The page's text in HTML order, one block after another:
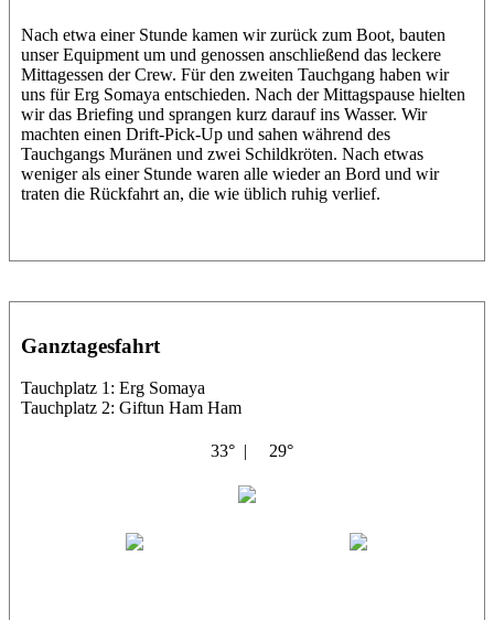
Nach etwa einer Stunde kamen wir zurück zum Boot, bauten
unser Equipment um und genossen anschließend das leckere
Mittagessen der Crew. Für den zweiten Tauchgang haben wir
uns für Erg Somaya entschieden. Nach der Mittagspause hielten
wir das Briefing und sprangen kurz darauf ins Wasser. Wir
machten einen Drift-Pick-Up und sahen während des
Tauchgangs Muränen und zwei Schildkröten. Nach etwas
weniger als einer Stunde waren alle wieder an Bord und wir
traten die Rückfahrt an, die wie üblich ruhig verlief.
Ganztagesfahrt
Tauchplatz 1: Erg Somaya
Tauchplatz 2: Giftun Ham Ham
33° | 29°